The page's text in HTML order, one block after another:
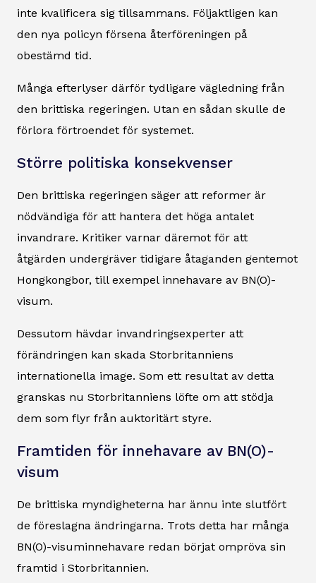
inte kvalificera sig tillsammans. Följaktligen kan
den nya policyn försena återföreningen på
obestämd tid.
Många efterlyser därför tydligare vägledning från
den brittiska regeringen. Utan en sådan skulle de
förlora förtroendet för systemet.
Större politiska konsekvenser
Den brittiska regeringen säger att reformer är
nödvändiga för att hantera det höga antalet
invandrare. Kritiker varnar däremot för att
åtgärden undergräver tidigare åtaganden gentemot
Hongkongbor, till exempel innehavare av BN(O)-
visum.
Dessutom hävdar invandringsexperter att
förändringen kan skada Storbritanniens
internationella image. Som ett resultat av detta
granskas nu Storbritanniens löfte om att stödja
dem som flyr från auktoritärt styre.
Framtiden för innehavare av BN(O)-
visum
De brittiska myndigheterna har ännu inte slutfört
de föreslagna ändringarna. Trots detta har många
BN(O)-visuminnehavare redan börjat ompröva sin
framtid i Storbritannien.